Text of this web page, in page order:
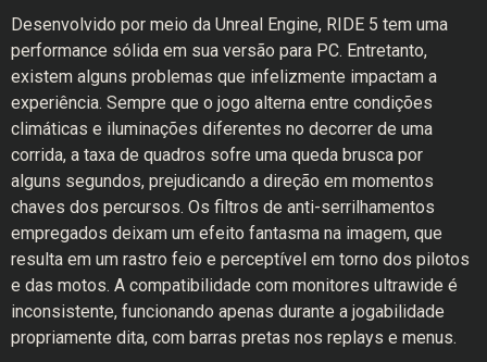
Desenvolvido por meio da Unreal Engine, RIDE 5 tem uma
performance sólida em sua versão para PC. Entretanto,
existem alguns problemas que infelizmente impactam a
experiência. Sempre que o jogo alterna entre condições
climáticas e iluminações diferentes no decorrer de uma
corrida, a taxa de quadros sofre uma queda brusca por
alguns segundos, prejudicando a direção em momentos
chaves dos percursos. Os filtros de anti-serrilhamentos
empregados deixam um efeito fantasma na imagem, que
resulta em um rastro feio e perceptível em torno dos pilotos
e das motos. A compatibilidade com monitores ultrawide é
inconsistente, funcionando apenas durante a jogabilidade
propriamente dita, com barras pretas nos replays e menus.